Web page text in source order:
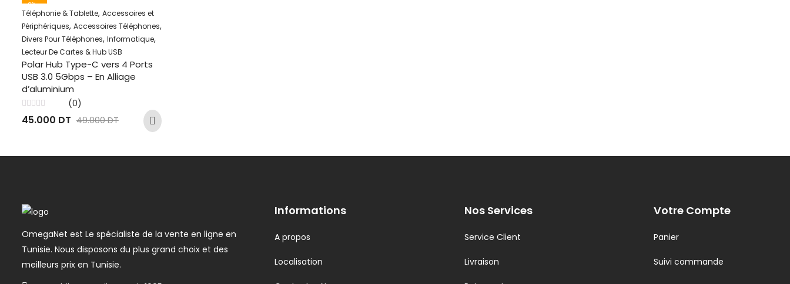
8% -
Téléphonie & Tablette, Accessoires et
Périphériques, Accessoires Téléphones,
Divers Pour Téléphones, Informatique,
Lecteur De Cartes & Hub USB
Polar Hub Type-C vers 4 Ports
USB 3.0 5Gbps – En Alliage
d’aluminium
0
(0)
45.000 DT 49.000DT
OmegaNet est Le spécialiste de la vente en ligne en
Tunisie. Nous disposons du plus grand choix et des
meilleurs prix en Tunisie.
Informations
A propos
Localisation
Nos Services
Service Client
Livraison
Votre Compte
Panier
Suivi commande